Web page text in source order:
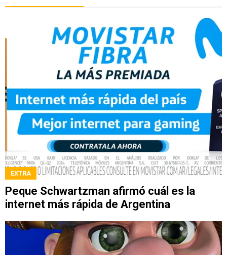
EXTRA
Peque Schwartzman afirmó cuál es la
internet más rápida de Argentina